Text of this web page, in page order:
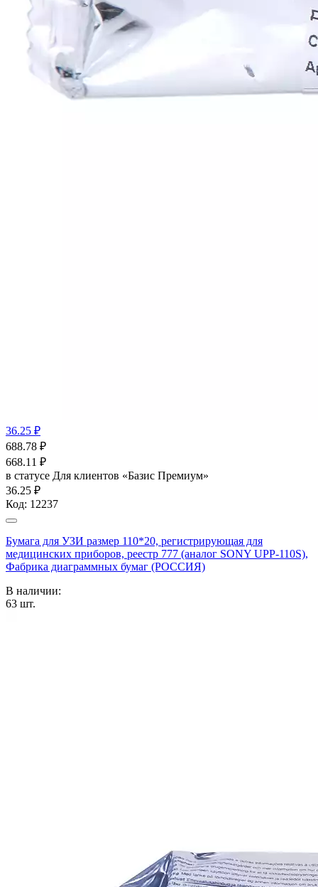
36.25 ₽
688.78 ₽
668.11 ₽
в статусе Для клиентов «Базис Премиум»
36.25 ₽
Код: 12237
Бумага для УЗИ размер 110*20, регистрирующая для
медицинских приборов, реестр 777 (аналог SONY UPP-110S),
Фабрика диаграммных бумаг (РОССИЯ)
В наличии:
63 шт.